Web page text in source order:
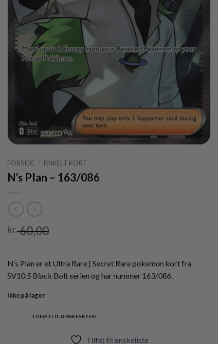
FORSIDE / ENKELTKORT
N’s Plan – 163/086
kr.60,00
N’s Plan er et Ultra Rare | Secret Rare pokemon kort fra
SV10.5 Black Bolt serien og har nummer 163/086.
Ikke på lager
TILFØJ TIL ØNSKESKYEN
Tilføj til ønskeliste